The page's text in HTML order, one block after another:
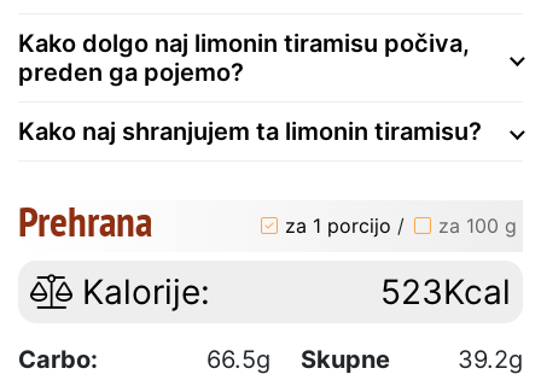
Kako dolgo naj limonin tiramisu počiva,
preden ga pojemo?
Kako naj shranjujem ta limonin tiramisu?
Prehrana za 1 porcijo / za 100 g
Kalorije: 523Kcal
Carbo: 66.5g Skupne 39.2g